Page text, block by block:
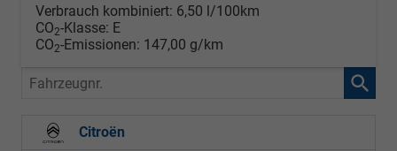
Verbrauch kombiniert: 6,50 l/100km
CO2-Klasse: E
CO2-Emissionen: 147,00 g/km
Fahrzeugnr.
Citroën